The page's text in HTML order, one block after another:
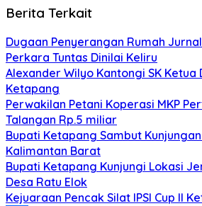
Berita Terkait
Dugaan Penyerangan Rumah
Perkara Tuntas Dinilai Keliru
Alexander Wilyo Kantongi SK Ketua
Ketapang
Perwakilan Petani Koperasi MKP
Talangan Rp.5 miliar
Bupati Ketapang Sambut
Kalimantan Barat
Bupati Ketapang Kunjungi Lokasi
Desa Ratu Elok
Kejuaraan Pencak Silat IPSI Cup II